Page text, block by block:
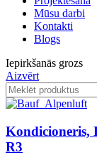
Mūsu darbi
Kontakti
Blogs
Iepirkšanās grozs
Aizvērt
Kondicioneris,
R3